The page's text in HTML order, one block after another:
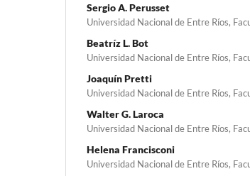
Sergio A. Perusset
Universidad Nacional de Entre Ríos,
Beatríz L. Bot
Universidad Nacional de Entre Ríos,
Joaquín Pretti
Universidad Nacional de Entre Ríos,
Walter G. Laroca
Universidad Nacional de Entre Ríos,
Helena Francisconi
Universidad Nacional de Entre Ríos,